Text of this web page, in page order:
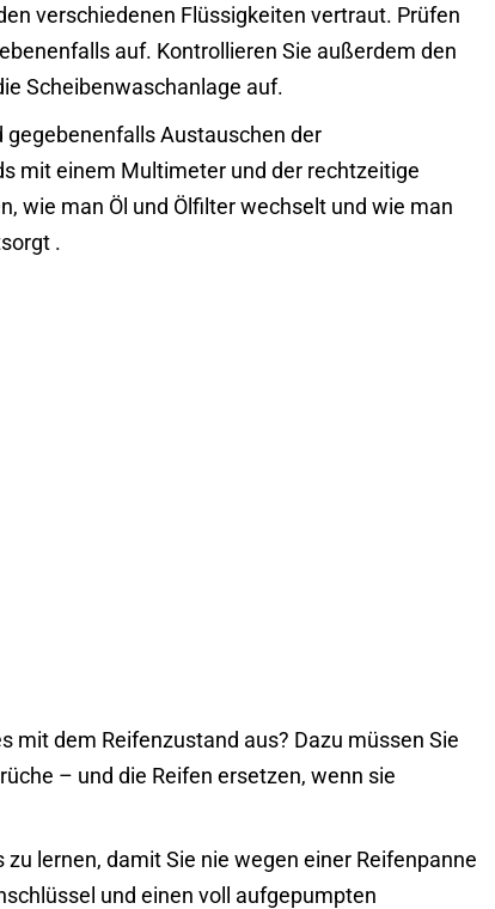
verschiedenen Flüssigkeiten vertraut. Prüfen
auf. Kontrollieren Sie außerdem den
Scheibenwaschanlage auf.
Austauschen der
mit einem Multimeter und der rechtzeitige
wie man Öl und Ölfilter wechselt und wie man
.
mit dem Reifenzustand aus? Dazu müssen Sie
– und die Reifen ersetzen, wenn sie
lernen, damit Sie nie wegen einer Reifenpanne
und einen voll aufgepumpten